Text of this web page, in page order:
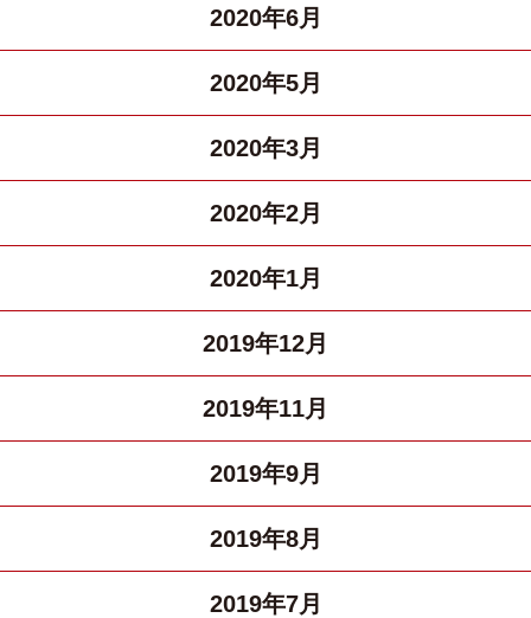
2020年6月
2020年5月
2020年3月
2020年2月
2020年1月
2019年12月
2019年11月
2019年9月
2019年8月
2019年7月